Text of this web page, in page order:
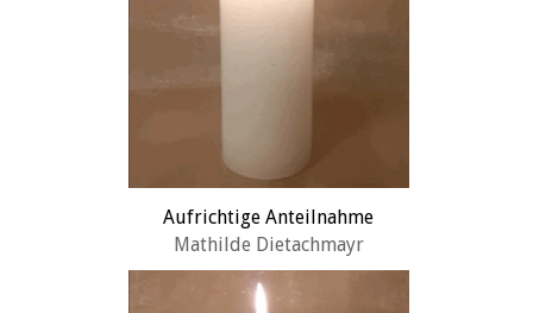
Aufrichtige Anteilnahme
Mathilde Dietachmayr